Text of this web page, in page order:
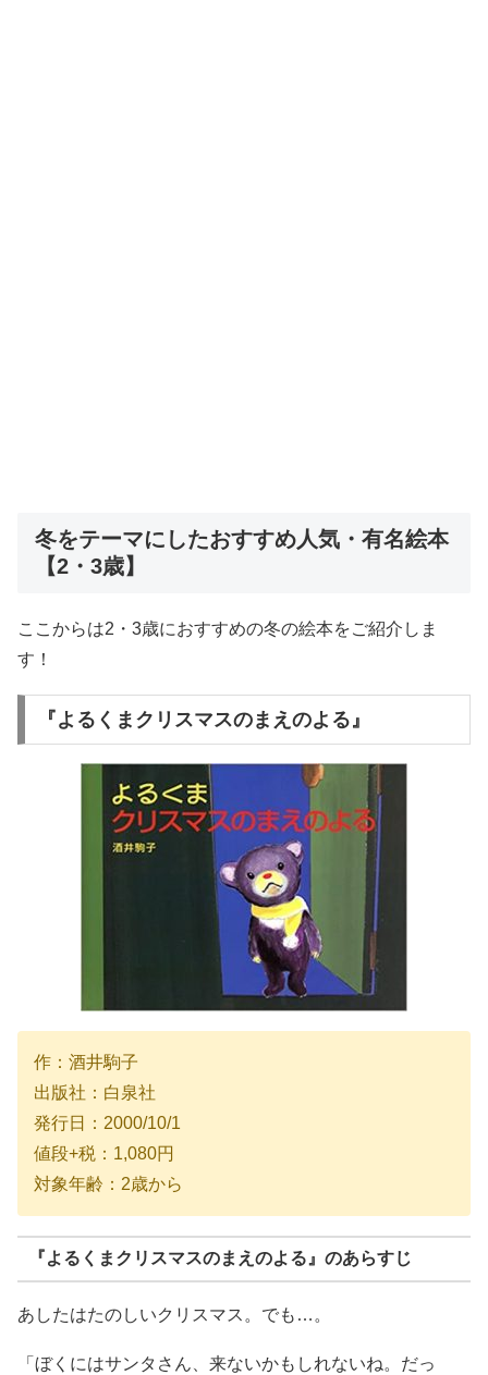
冬をテーマにしたおすすめ人気・有名絵本
【2・3歳】
ここからは2・3歳におすすめの冬の絵本をご紹介しま
す！
『よるくまクリスマスのまえのよる』
作：酒井駒子
出版社：白泉社
発行日：2000/10/1
値段+税：1,080円
対象年齢：2歳から
『よるくまクリスマスのまえのよる』のあらすじ
あしたはたのしいクリスマス。でも…。
「ぼくにはサンタさん、来ないかもしれないね。だっ